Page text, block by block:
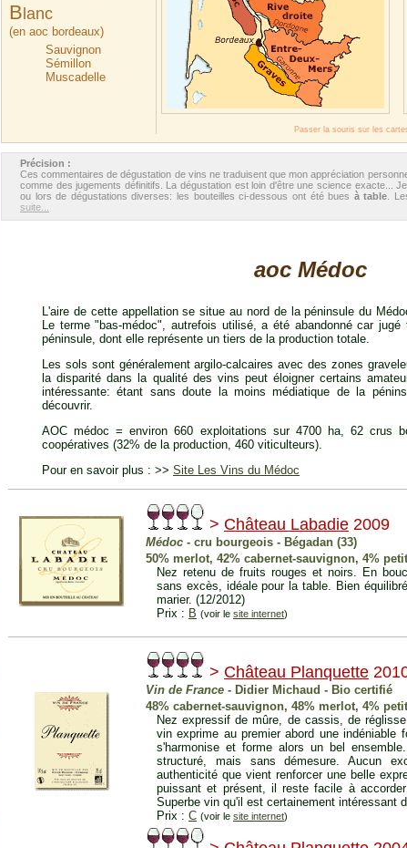
B lanc
(en aoc bordeaux)
Sauvignon
Sémillon
Muscadelle
Passer la souris sur les
Précision :
Ces commentaires de dégustation de vins ne traduisent que mon appréciation
comme des jugements définitifs. La dégustation est loin d'être une science exacte...
ou lors de dégustations diverses: les bouteilles ci-dessous ont été bues à table .
suite...
aoc Médoc
L'aire de cette appellation se situe au nord de la péninsule du
Le terme "bas-médoc", autrefois utilisé, a été abandonné car
péninsule, dont elle représente un tiers de la production totale.
Les sols sont généralement argilo-calcaires avec des zones
la disparité dans la qualité des vins peut éloigner certains
intéressante: étant sans doute la moins médiatique de la
découvrir.
AOC médoc = environ 660 exploitations sur 4700 ha, 62 crus
coopératives (32% de la production, 460 viticulteurs).
Pour en savoir plus : >> Site Les Vins du Médoc
> Château Labadie 2009
Médoc - cru bourgeois - Bégadan (33)
50% merlot, 42% cabernet-sauvignon, 4%
Nez retenu de fruits rouges et noirs. En
sans excès, idéale pour la table. Bien
marier. (12/2012)
Prix : B (voir le site internet)
> Château Planquette
Vin de France - Didier Michaud - Bio certifié
48% cabernet-sauvignon, 48% merlot, 4%
Nez expressif de mûre, de cassis, de
vin exprime au premier abord une indéniable
s'harmonise et forme alors un bel
structuré, mais sans démesure. Aucun
authenticité que vient renforcer une belle
puissant et présent, il reste facile à
Superbe vin qu'il est certainement intéressant
Prix : C (voir le site internet)